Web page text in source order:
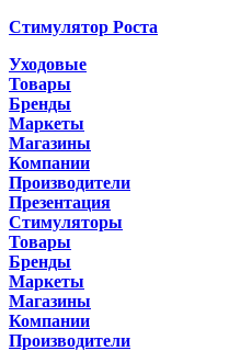
Стимулятор Роста
Уходовые
Товары
Бренды
Маркеты
Магазины
Компании
Производители
Презентация
Стимуляторы
Товары
Бренды
Маркеты
Магазины
Компании
Производители